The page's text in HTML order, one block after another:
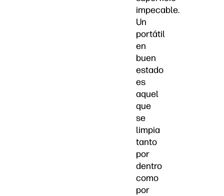
impecable.
Un
portátil
en
buen
estado
es
aquel
que
se
limpia
tanto
por
dentro
como
por